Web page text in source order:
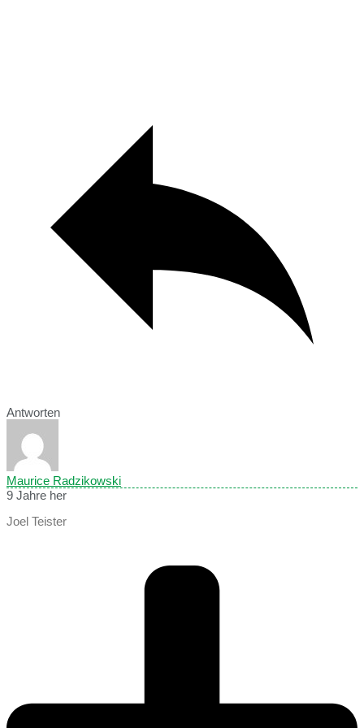
Antworten
Maurice Radzikowski
9 Jahre her
Joel Teister